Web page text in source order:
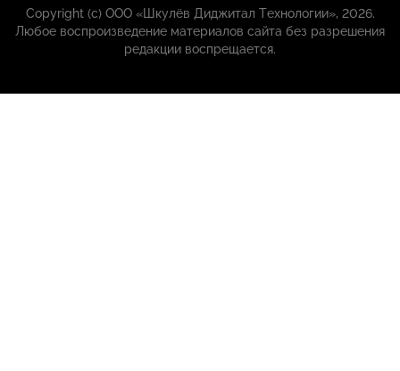
Copyright (с) ООО «Шкулёв Диджитал Технологии», 2026.
Любое воспроизведение материалов сайта без разрешения
редакции воспрещается.